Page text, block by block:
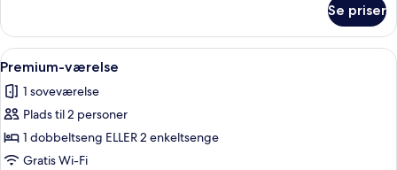
værelse
terrasse
Se priser
Indlæs
alle
billeder
af
Premium-
værelse
Et hotelværelse med en stor seng,
10
Premium-værelse
1 soveværelse
Plads til 2 personer
1 dobbeltseng ELLER 2 enkeltsenge
Gratis Wi-Fi